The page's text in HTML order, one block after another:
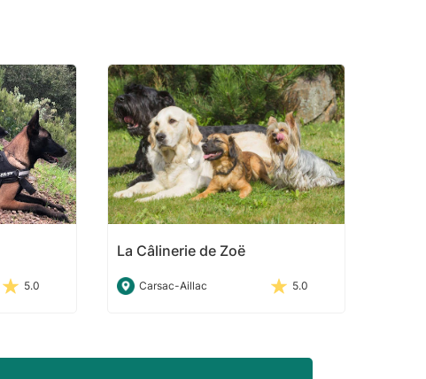
5.0
La Câlinerie de Zoë
Carsac-Aillac 5.0